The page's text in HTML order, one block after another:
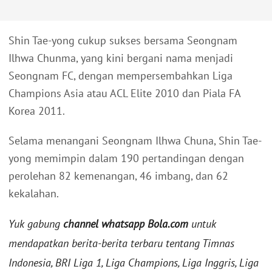
Shin Tae-yong cukup sukses bersama Seongnam
Ilhwa Chunma, yang kini bergani nama menjadi
Seongnam FC, dengan mempersembahkan Liga
Champions Asia atau ACL Elite 2010 dan Piala FA
Korea 2011.
Selama menangani Seongnam Ilhwa Chuna, Shin Tae-
yong memimpin dalam 190 pertandingan dengan
perolehan 82 kemenangan, 46 imbang, dan 62
kekalahan.
Yuk gabung channel whatsapp Bola.com untuk
mendapatkan berita-berita terbaru tentang Timnas
Indonesia, BRI Liga 1, Liga Champions, Liga Inggris, Liga